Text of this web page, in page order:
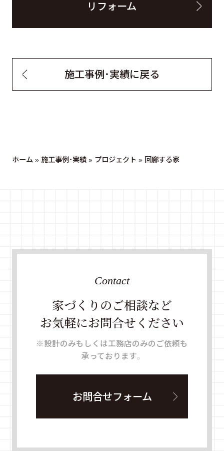
リフォーム
施工事例・実績に戻る
ホーム » 施工事例・実績» プロジェクト » 回廊する家
家づくりのご相談など
お気軽にお問合せください
Contact
※設計のみもしくは工務店のみのご依頼も
承っております。
お問合せフォーム